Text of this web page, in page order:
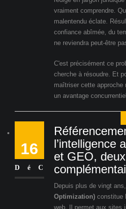
vraiment comprendre.
malentendu éclate.
confiance abîmée, du
ne reviendra peut-être
C'est précisément ce
cherche à résoudre. Et
maîtriser cette
un avantage
16
DéC
l’intelligence
et GEO,
Depuis plus de vingt
Optimization) constitue
web. Il permet aux sites